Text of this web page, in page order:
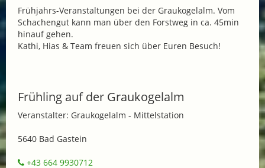
Frühjahrs-Veranstaltungen bei der Graukogelalm. Vom
Schachengut kann man über den Forstweg in ca. 45min
hinauf gehen.
Kathi, Hias & Team freuen sich über Euren Besuch!
Frühling auf der Graukogelalm
Veranstalter: Graukogelalm - Mittelstation
5640 Bad Gastein
+43 664 9930712